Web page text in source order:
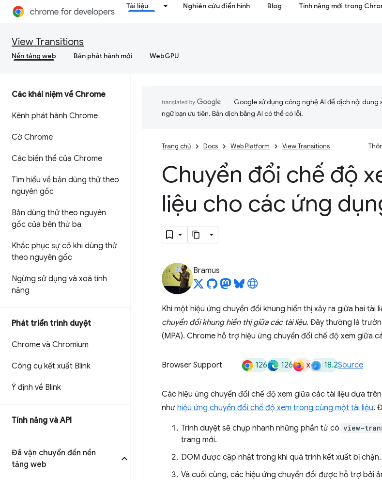
Tài liệu Nghiên cứu điển hình Blog Tính năng mới trong
View Transitions
Nền tảng web Bản phát hành mới WebGPU
Các khái niệm về Chrome
Kênh phát hành Chrome
Cờ Chrome
Các biến thể của Chrome
Tìm hiểu về bản dùng thử theo
nguyên gốc
Bản dùng thử theo nguyên
gốc của bên thứ ba
Khắc phục sự cố khi dùng thử
theo nguyên gốc
Ngừng sử dụng và xoá tính
năng
Phát triển trình duyệt
Chrome và Chromium
Công cụ kết xuất Blink
Ý định về Blink
Tính năng và API
Đã vận chuyển đến nền
tảng web
Google sử dụng công nghệ AI để dịch nội dung
ngữ bạn ưu tiên. Bản dịch bằng AI có thể có lỗi.
Trang chủ Docs Web Platform View Transitions
Chuyển đổi chế độ
liệu cho các ứng
Bramus
Khi một hiệu ứng chuyển đổi khung hiển thị xảy ra giữa hai tài
chuyển đổi khung hiển thị giữa các tài liệu. Đây thường là
(MPA). Chrome hỗ trợ hiệu ứng chuyển đổi chế độ xem giữa
Browser Support 126 126 x 18.2Source
Các hiệu ứng chuyển đổi chế độ xem giữa các tài liệu dựa
như hiệu ứng chuyển đổi chế độ xem trong cùng một tài liệu.
Trình duyệt sẽ chụp nhanh những phần tử có view-
trang mới.
DOM được cập nhật trong khi quá trình kết xuất bị chặn.
Và cuối cùng, các hiệu ứng chuyển đổi được hỗ trợ bởi